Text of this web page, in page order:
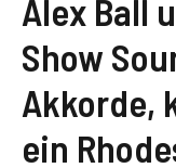
Alex Ball
Show
Akkorde,
ein